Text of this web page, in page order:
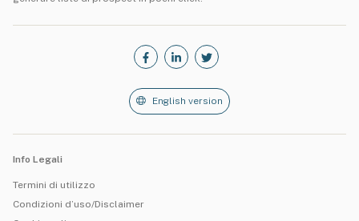
English version
Info Legali
Termini di utilizzo
Condizioni d’uso/Disclaimer